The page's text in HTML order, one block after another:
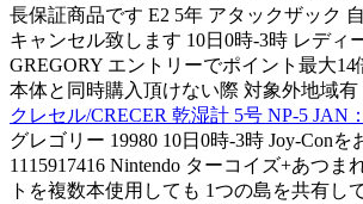
長保証商品です E2 5年 アタックザック
キャンセル致します 10日0時-3時 レディ
GREGORY エントリーでポイント最大14
本体と同時購入頂けない際 対象外地域有
クレセル/CRECER 乾湿計 5号 NP-5 JAN
グレゴリー 19980 10日0時-3時 Joy-Con
1115917416 Nintendo ターコイズ+あつま
トを複数本使用しても 1つの島を共有し